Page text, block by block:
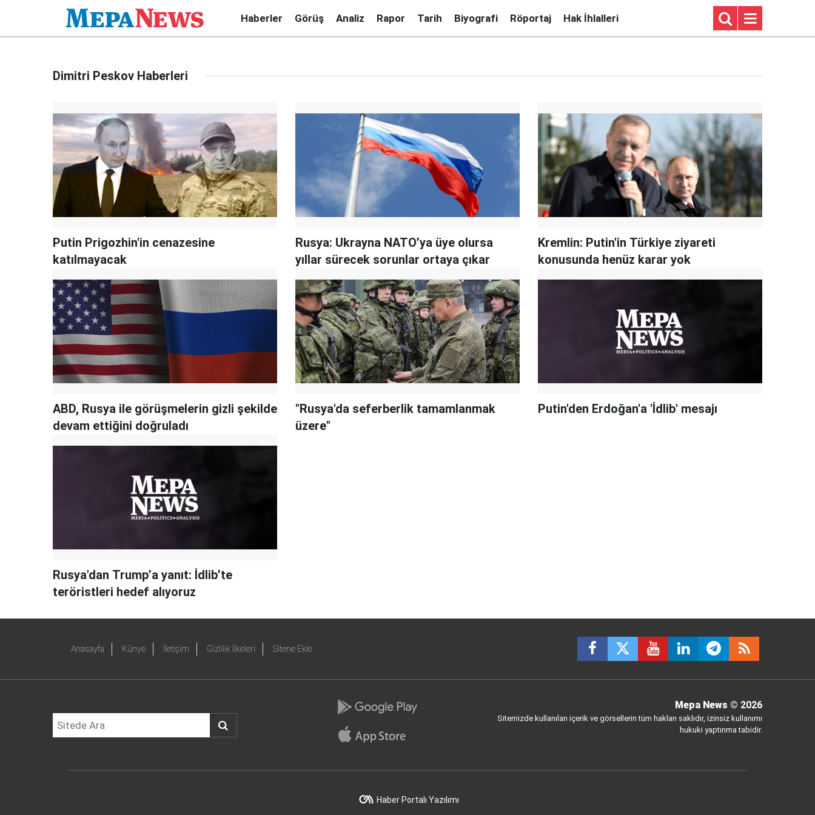
Haberler Görüş Analiz Rapor Tarih Biyografi Röportaj Hak İhlalleri
Dimitri Peskov Haberleri
Putin Prigozhin'in cenazesine
katılmayacak
Rusya: Ukrayna NATO’ya üye olursa
yıllar sürecek sorunlar ortaya çıkar
Kremlin: Putin'in Türkiye ziyareti
konusunda henüz karar yok
A BD, Rusya ile görüşmelerin gizli şekilde
devam ettiğini doğruladı
"Rusya'da seferberlik tamamlanmak
üzere"
Putin'den Erdoğan'a 'İdlib' mesajı
Rusya'dan Trump’a yanıt: İdlib’te
teröristleri hedef alıyoruz
Anasayfa Künye İletişim Gizlilik İlkeleri Sitene Ekle
Mepa News © 2026
Sitemizde kullanılan içerik ve görsellerin tüm hakları saklıdır, izinsiz kullanımı
hukuki yaptırıma tabidir.
Haber Portalı Yazılımı